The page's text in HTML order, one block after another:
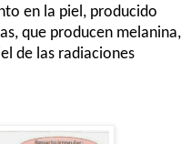
en la piel, producido
que producen melanina,
de las radiaciones